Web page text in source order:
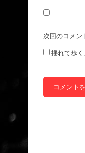
次回のコメン
揺れて歩